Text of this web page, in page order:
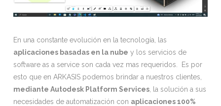
En una constante evolución en la tecnología, las
aplicaciones basadas en la nube y los servicios de
software as a service son cada vez mas requeridos. Es por
esto que en ARKASIS podemos brindar a nuestros clientes,
mediante Autodesk Platform Services, la solución a sus
necesidades de automatización con aplicaciones 100%